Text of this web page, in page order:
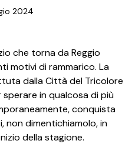
2024
che torna da Reggio
motivi di rammarico. La
dalla Città del Tricolore
in qualcosa di più
conquista
non dimentichiamolo, in
della stagione.